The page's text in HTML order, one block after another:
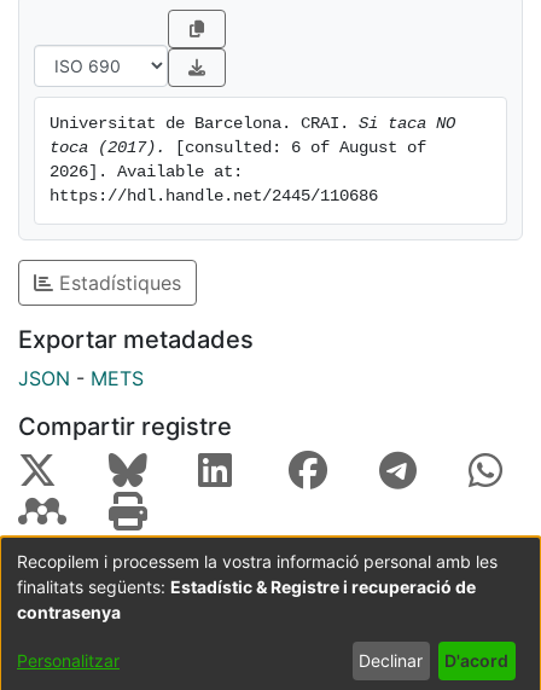
Universitat de Barcelona. CRAI. Si taca NO
toca (2017).
[consulted: 6 of August of
2026]. Available at:
https://hdl.handle.net/2445/110686
Estadístiques
Exportar metadades
JSON - METS
Compartir registre
Coordinació:CRAI UB Avís legal
Metadades
subjectes a:
Configuració
de cookies
privadesa
Recopilem i processem la vostra informació personal amb les
finalitats següents: Estadístic & Registre i recuperació de
contrasenya
Personalitzar Declinar D'acord